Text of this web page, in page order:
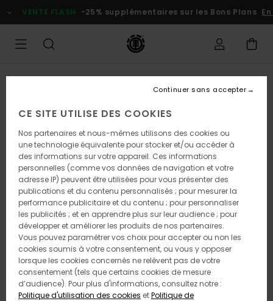
l'information
VENTE FLASH -25% supplémentaires sur les Bons Plans En
CE SITE UTILISE DES COOKIES
Nos partenaires et nous-mêmes utilisons des cookies ou
une technologie équivalente pour stocker et/ou accéder à
des informations sur votre appareil. Ces informations
personnelles (comme vos données de navigation et votre
adresse IP) peuvent être utilisées pour vous présenter des
publications et du contenu personnalisés ; pour mesurer la
performance publicitaire et du contenu ; pour personnaliser
les publicités ; et en apprendre plus sur leur audience ; pour
développer et améliorer les produits de nos partenaires.
Vous pouvez paramétrer vos choix pour accepter ou non les
cookies soumis à votre consentement, ou vous y opposer
lorsque les cookies concernés ne relèvent pas de votre
consentement (tels que certains cookies de mesure
d’audience). Pour plus d'informations, consultez notre :
Politique d'utilisation des cookies etPolitique de
Continuer sans accepter